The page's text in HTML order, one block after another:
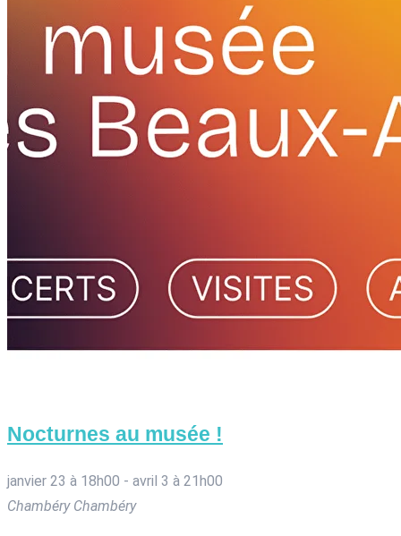
Nocturnes au musée !
janvier 23 à 18h00 - avril 3 à 21h00
Chambéry Chambéry